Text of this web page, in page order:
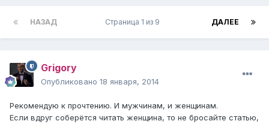
НАЗАД ДАЛЕЕ
Страница 1 из 9
Grigory
Опубликовано 18 января, 2014
Рекомендую к прочтению. И мужчинам, и женщинам.
Если вдруг соберётся читать женщина, то не бросайте статью,